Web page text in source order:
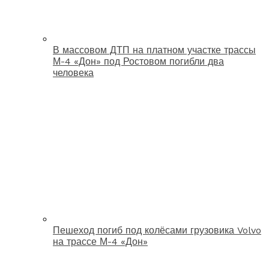
В массовом ДТП на платном участке трассы
М-4 «Дон» под Ростовом погибли два
человека
Пешеход погиб под колёсами грузовика Volvo
на трассе М-4 «Дон»